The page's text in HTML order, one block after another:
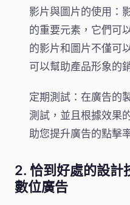
影片與圖片的使用：
的重要元素，它們可
的影片和圖片不僅可
可以幫助產品形象的
定期測試：在廣告的
測試，並且根據效果
助您提升廣告的點擊
2. 恰到好處的設計
數位廣告